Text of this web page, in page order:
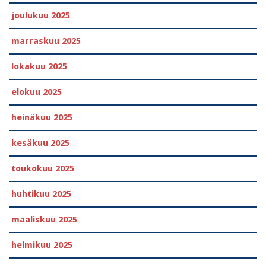
joulukuu 2025
marraskuu 2025
lokakuu 2025
elokuu 2025
heinäkuu 2025
kesäkuu 2025
toukokuu 2025
huhtikuu 2025
maaliskuu 2025
helmikuu 2025